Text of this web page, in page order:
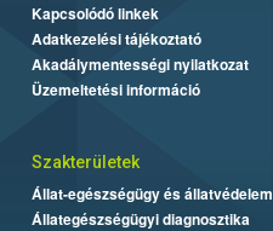
Kapcsolódó linkek
Adatkezelési tájékoztató
Akadálymentességi nyilatkozat
Üzemeltetési információ
Szakterületek
Állat-egészségügy és állatvédelem
Állategészségügyi diagnosztika